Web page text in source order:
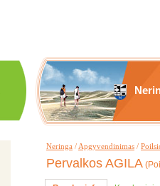
Neringa / Apgyvendinimas /
Pervalkos AGILA